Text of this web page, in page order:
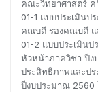
คณะวิทยาศาสตร์ ค
01-1 แบบประเมินป
คณบดี รองคณบดี แ
01-2 แบบประเมิน
หัวหน้าภาควิชา ปีง
ประสิทธิภาพและป
ปีงบประมาณ 2560